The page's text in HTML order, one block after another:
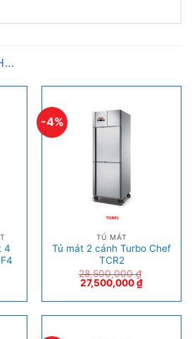
4
-4%
TỦ MÁT
Tủ mát 2 cánh Turbo Chef
TCR2
28,500,000₫
27,500,000₫